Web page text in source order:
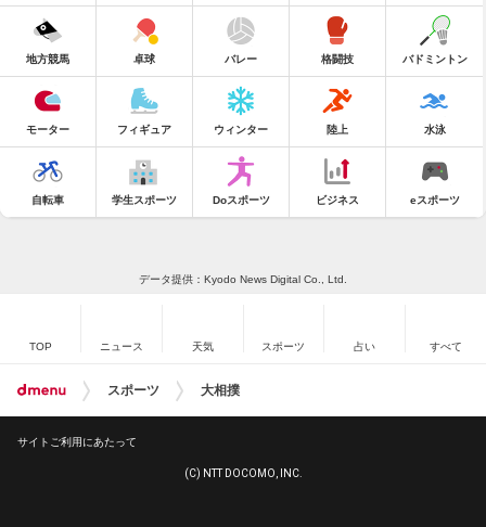
地方競馬 卓球 バレー 格闘技 バドミントン
モーター フィギュア ウィンター 陸上 水泳
自転車 学生スポーツ Doスポーツ ビジネス eスポーツ
データ提供：Kyodo News Digital Co., Ltd.
TOP ニュース 天気 スポーツ 占い すべて
スポーツ 大相撲
サイトご利用にあたって
(C) NTT DOCOMO, INC.